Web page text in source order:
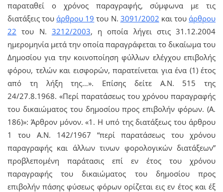
παραταθεί ο χρόνος παραγραφής, σύμφωνα με τις
διατάξεις τουάρθρου 19 του Ν. 3091/2002 και τουάρθρου
22 του Ν. 3212/2003, η οποία λήγει στις 31.12.2004
ημερομηνία μετά την οποία παραγράφεται το δικαίωμα του
Δημοσίου για την κοινοποίηση φύλλων ελέγχου επιβολής
φόρου, τελών και εισφορών, παρατείνεται για ένα (1) έτος
από τη λήξη της…». Επίσης δείτε Α.Ν. 515 της
24/27.8.1968. «Περί παρατάσεως του χρόνου παραγραφής
του δικαιώματος του δημοσίου προς επιβολήν φόρων. (Α.
186)»: Άρθρον μόνον. «1. Η υπό της διατάξεως του άρθρου
1 του Α.Ν. 142/1967 “περί παρατάσεως του χρόνου
παραγραφής και άλλων τινων φορολογικών διατάξεων”
προβλεπομένη παράτασις επί εν έτος του χρόνου
παραγραφής του δικαιώματος του δημοσίου προς
επιβολήν πάσης φύσεως φόρων ορίζεται εις εν έτος και έξ